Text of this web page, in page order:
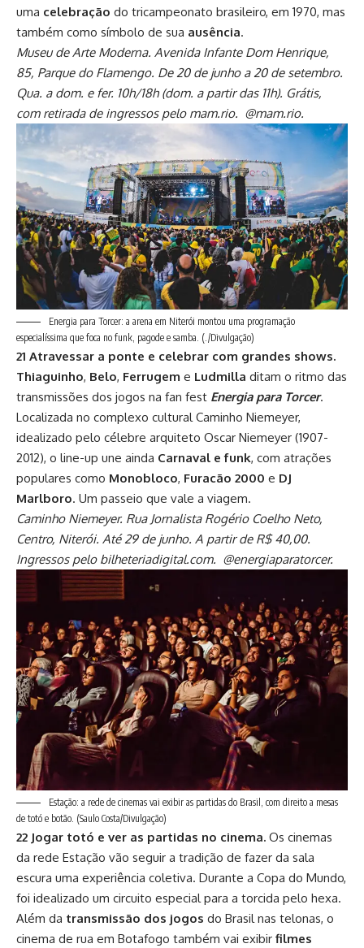
uma celebração do tricampeonato brasileiro, em 1970, mas
também como símbolo de sua ausência.
Museu de Arte Moderna. Avenida Infante Dom Henrique,
85, Parque do Flamengo. De 20 de junho a 20 de setembro.
Qua. a dom. e fer. 10h/18h (dom. a partir das 11h). Grátis,
com retirada de ingressos pelo mam.rio. @mam.rio.
Energia para Torcer: a arena em Niterói montou uma programação
especialíssima que foca no funk, pagode e samba. (./Divulgação)
21 Atravessar a ponte e celebrar com grandes shows.
Thiaguinho, Belo, Ferrugem e Ludmilla ditam o ritmo das
transmissões dos jogos na fan fest Energia para Torcer.
Localizada no complexo cultural Caminho Niemeyer,
idealizado pelo célebre arquiteto Oscar Niemeyer (1907-
2012), o line-up une ainda Carnaval e funk, com atrações
populares como Monobloco, Furacão 2000 e DJ
Marlboro. Um passeio que vale a viagem.
Caminho Niemeyer. Rua Jornalista Rogério Coelho Neto,
Centro, Niterói. Até 29 de junho. A partir de R$ 40,00.
Ingressos pelo bilheteriadigital.com. @energiaparatorcer.
Estação: a rede de cinemas vai exibir as partidas do Brasil, com direito a mesas
de totó e botão. (Saulo Costa/Divulgação)
22 Jogar totó e ver as partidas no cinema. Os cinemas
da rede Estação vão seguir a tradição de fazer da sala
escura uma experiência coletiva. Durante a Copa do Mundo,
foi idealizado um circuito especial para a torcida pelo hexa.
Além da transmissão dos jogos do Brasil nas telonas, o
cinema de rua em Botafogo também vai exibir filmes